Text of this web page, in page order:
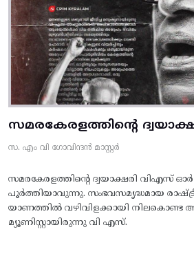
സമരകേരളത്തിൻ്റെ
സ. എം വി ഗോവിന്ദൻ മാസ്റ്റർ
സമരകേരളത്തിൻ്റെ ദ്വയാക്ഷരി വിഎസ്
പൂർത്തിയാവുന്നു. സംഭവസമൃദ്ധമായ
യാണത്തിൽ വഴിവിളക്കായി നിലകൊണ്ട
മ്യൂണിസ്റ്റായിരുന്നു വി എസ്.